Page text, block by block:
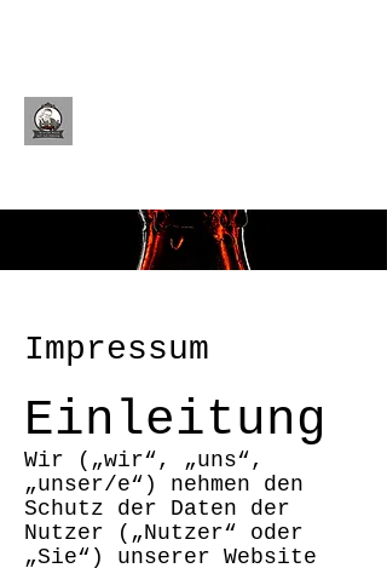
Impressum
Einleitung
Wir („wir“, „uns“,
„unser/e“) nehmen den
Schutz der Daten der
Nutzer („Nutzer“ oder
„Sie“) unserer Website